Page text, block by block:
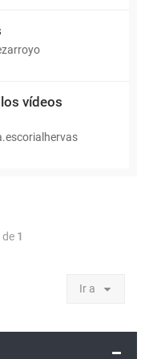
vídeos
de 1
Ir a